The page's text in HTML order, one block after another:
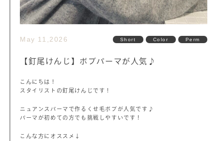
May 11,2026 Short Color Perm
【釘尾けんじ】ボブパーマが人気♪
こんにちは！
スタイリストの釘尾けんじです！
ニュアンスパーマで作るくせ毛ボブが人気です♪
パーマが初めての方でも挑戦しやすいです！
こんな方にオススメ↓